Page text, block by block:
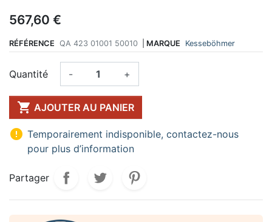
567,60 €
RÉFÉRENCE QA 423 01001 50010 MARQUE Kesseböhmer
Quantité - +
 AJOUTER AU PANIER
 Temporairement indisponible, contactez-nous
pour plus d’information
Partager